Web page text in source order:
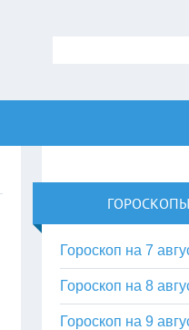
Гороскоп на 7
Гороскоп на 8
Гороскоп на 9